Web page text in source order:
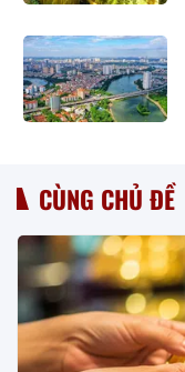
CÙNG CHỦ ĐỀ